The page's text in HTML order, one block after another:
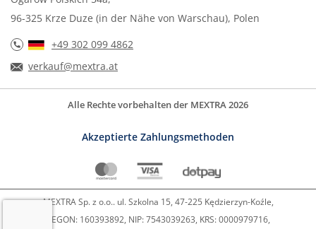
96-325 Krze Duze (in der Nähe von Warschau), Polen
+49 302 099 4862
verkauf@mextra.at
Alle Rechte vorbehalten der MEXTRA 2026
Akzeptierte Zahlungsmethoden
MEXTRA Sp. z o.o.. ul. Szkolna 15, 47-225 Kędzierzyn-Koźle,
REGON: 160393892, NIP: 7543039263, KRS: 0000979716,